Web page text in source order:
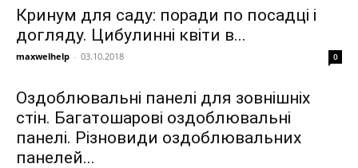
Кринум для саду: поради по посадці і
догляду. Цибулинні квіти в...
maxwelhelp - 03.10.2018 0
Оздоблювальні панелі для зовнішніх
стін. Багатошарові оздоблювальні
панелі. Різновиди оздоблювальних
панелей...